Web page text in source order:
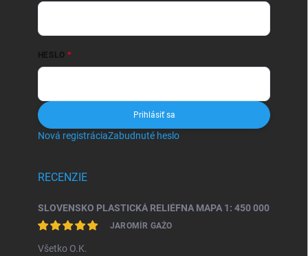
HESLO
Prihlásiť sa
Nová registráciaZabudnuté heslo
RECENZIE
SLOVENSKO PLASTICKÁ RELIÉFNA MAPA 1: 450 000
JAROMÍR GAŽO
Všetko O.K.